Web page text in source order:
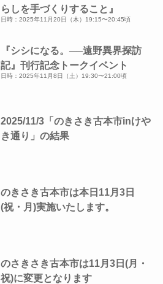
らしを手づくりすること』
日時：2025年11月20日（木）19:15〜20:45頃
『シシになる。──遠野異界探訪
記』刊行記念トークイベント
日時：2025年11月8日（土）19:30〜21:00頃
2025/11/3「のきさき古本市inけや
き通り」の結果
のきさき古本市は本日11月3日
(祝・月)実施いたします。
のさきさき古本市は11月3日(月・
祝)に変更となります